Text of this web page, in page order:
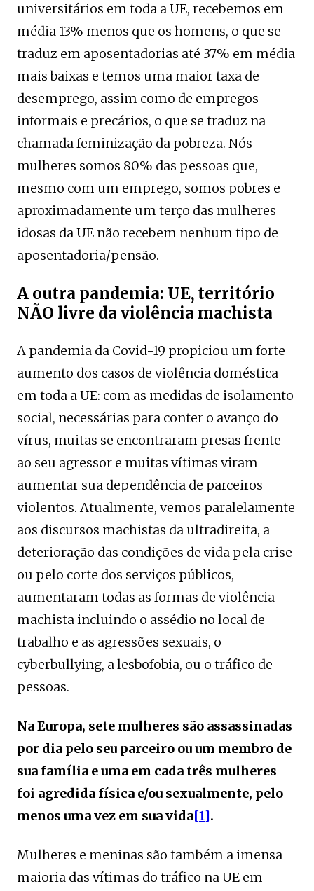
universitários em toda a UE, recebemos em
média 13% menos que os homens, o que se
traduz em aposentadorias até 37% em média
mais baixas e temos uma maior taxa de
desemprego, assim como de empregos
informais e precários, o que se traduz na
chamada feminização da pobreza. Nós
mulheres somos 80% das pessoas que,
mesmo com um emprego, somos pobres e
aproximadamente um terço das mulheres
idosas da UE não recebem nenhum tipo de
aposentadoria/pensão.
A outra pandemia: UE, território
NÃO livre da violência machista
A pandemia da Covid-19 propiciou um forte
aumento dos casos de violência doméstica
em toda a UE: com as medidas de isolamento
social, necessárias para conter o avanço do
vírus, muitas se encontraram presas frente
ao seu agressor e muitas vítimas viram
aumentar sua dependência de parceiros
violentos. Atualmente, vemos paralelamente
aos discursos machistas da ultradireita, a
deterioração das condições de vida pela crise
ou pelo corte dos serviços públicos,
aumentaram todas as formas de violência
machista incluindo o assédio no local de
trabalho e as agressões sexuais, o
cyberbullying, a lesbofobia, ou o tráfico de
pessoas.
Na Europa, sete mulheres são assassinadas
por dia pelo seu parceiro ou um membro de
sua família e uma em cada três mulheres
foi agredida física e/ou sexualmente, pelo
menos uma vez em sua vida[1].
Mulheres e meninas são também a imensa
maioria das vítimas do tráfico na UE em